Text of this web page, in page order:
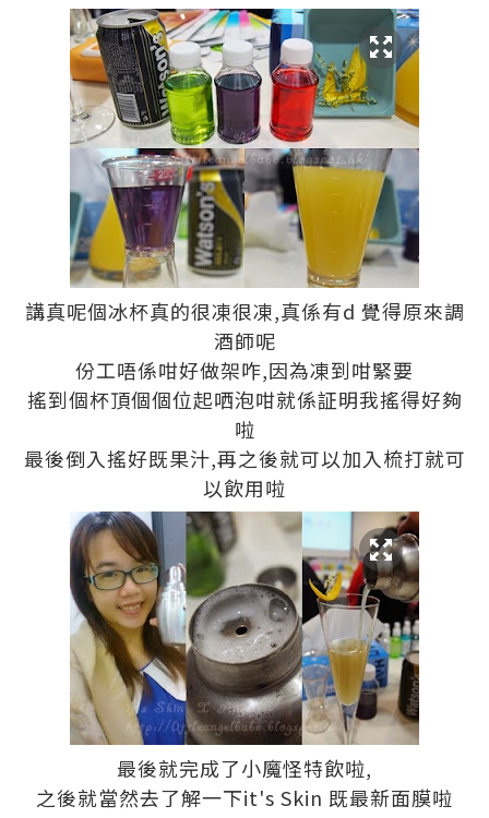
講真呢個冰杯真的很凍很凍,真係有d 覺得原來調
酒師呢
份工唔係咁好做架咋,因為凍到咁緊要
搖到個杯頂個個位起哂泡咁就係証明我搖得好夠
啦
最後倒入搖好既果汁,再之後就可以加入梳打就可
以飲用啦
最後就完成了小魔怪特飲啦,
之後就當然去了解一下it's Skin 既最新面膜啦